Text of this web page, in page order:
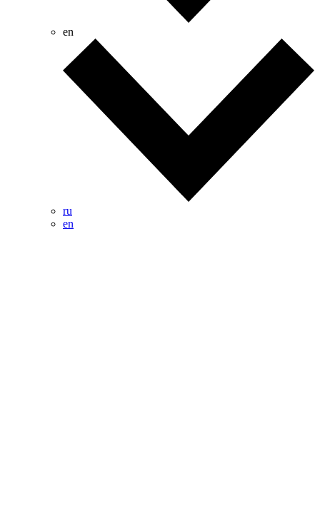
en
ru
en